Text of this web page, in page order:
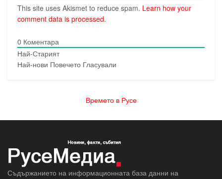
This site uses Akismet to reduce spam. Learn how your
comment data is processed.
0 Коментара
Най-Старият
Най-нови Повечето Гласували
Времето в Русе
Съдържанието на информационната база данни на